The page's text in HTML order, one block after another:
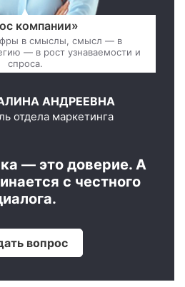
компании»
в смыслы, смысл — в
— в рост узнаваемости и
спроса.
АНДРЕЕВНА
отдела маркетинга
— это доверие. А
с честного
вопрос